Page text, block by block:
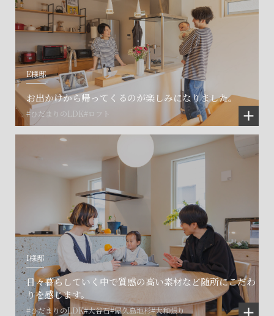
E様邸
お出かけから帰ってくるのが楽しみになりました。
#ひだまりのLDK#ロフト
I様邸
日々暮らしていく中で質感の高い素材など随所にこだわ
りを感じます。
#ひだまりのLDK#大谷石#屋久島地杉#大和張り